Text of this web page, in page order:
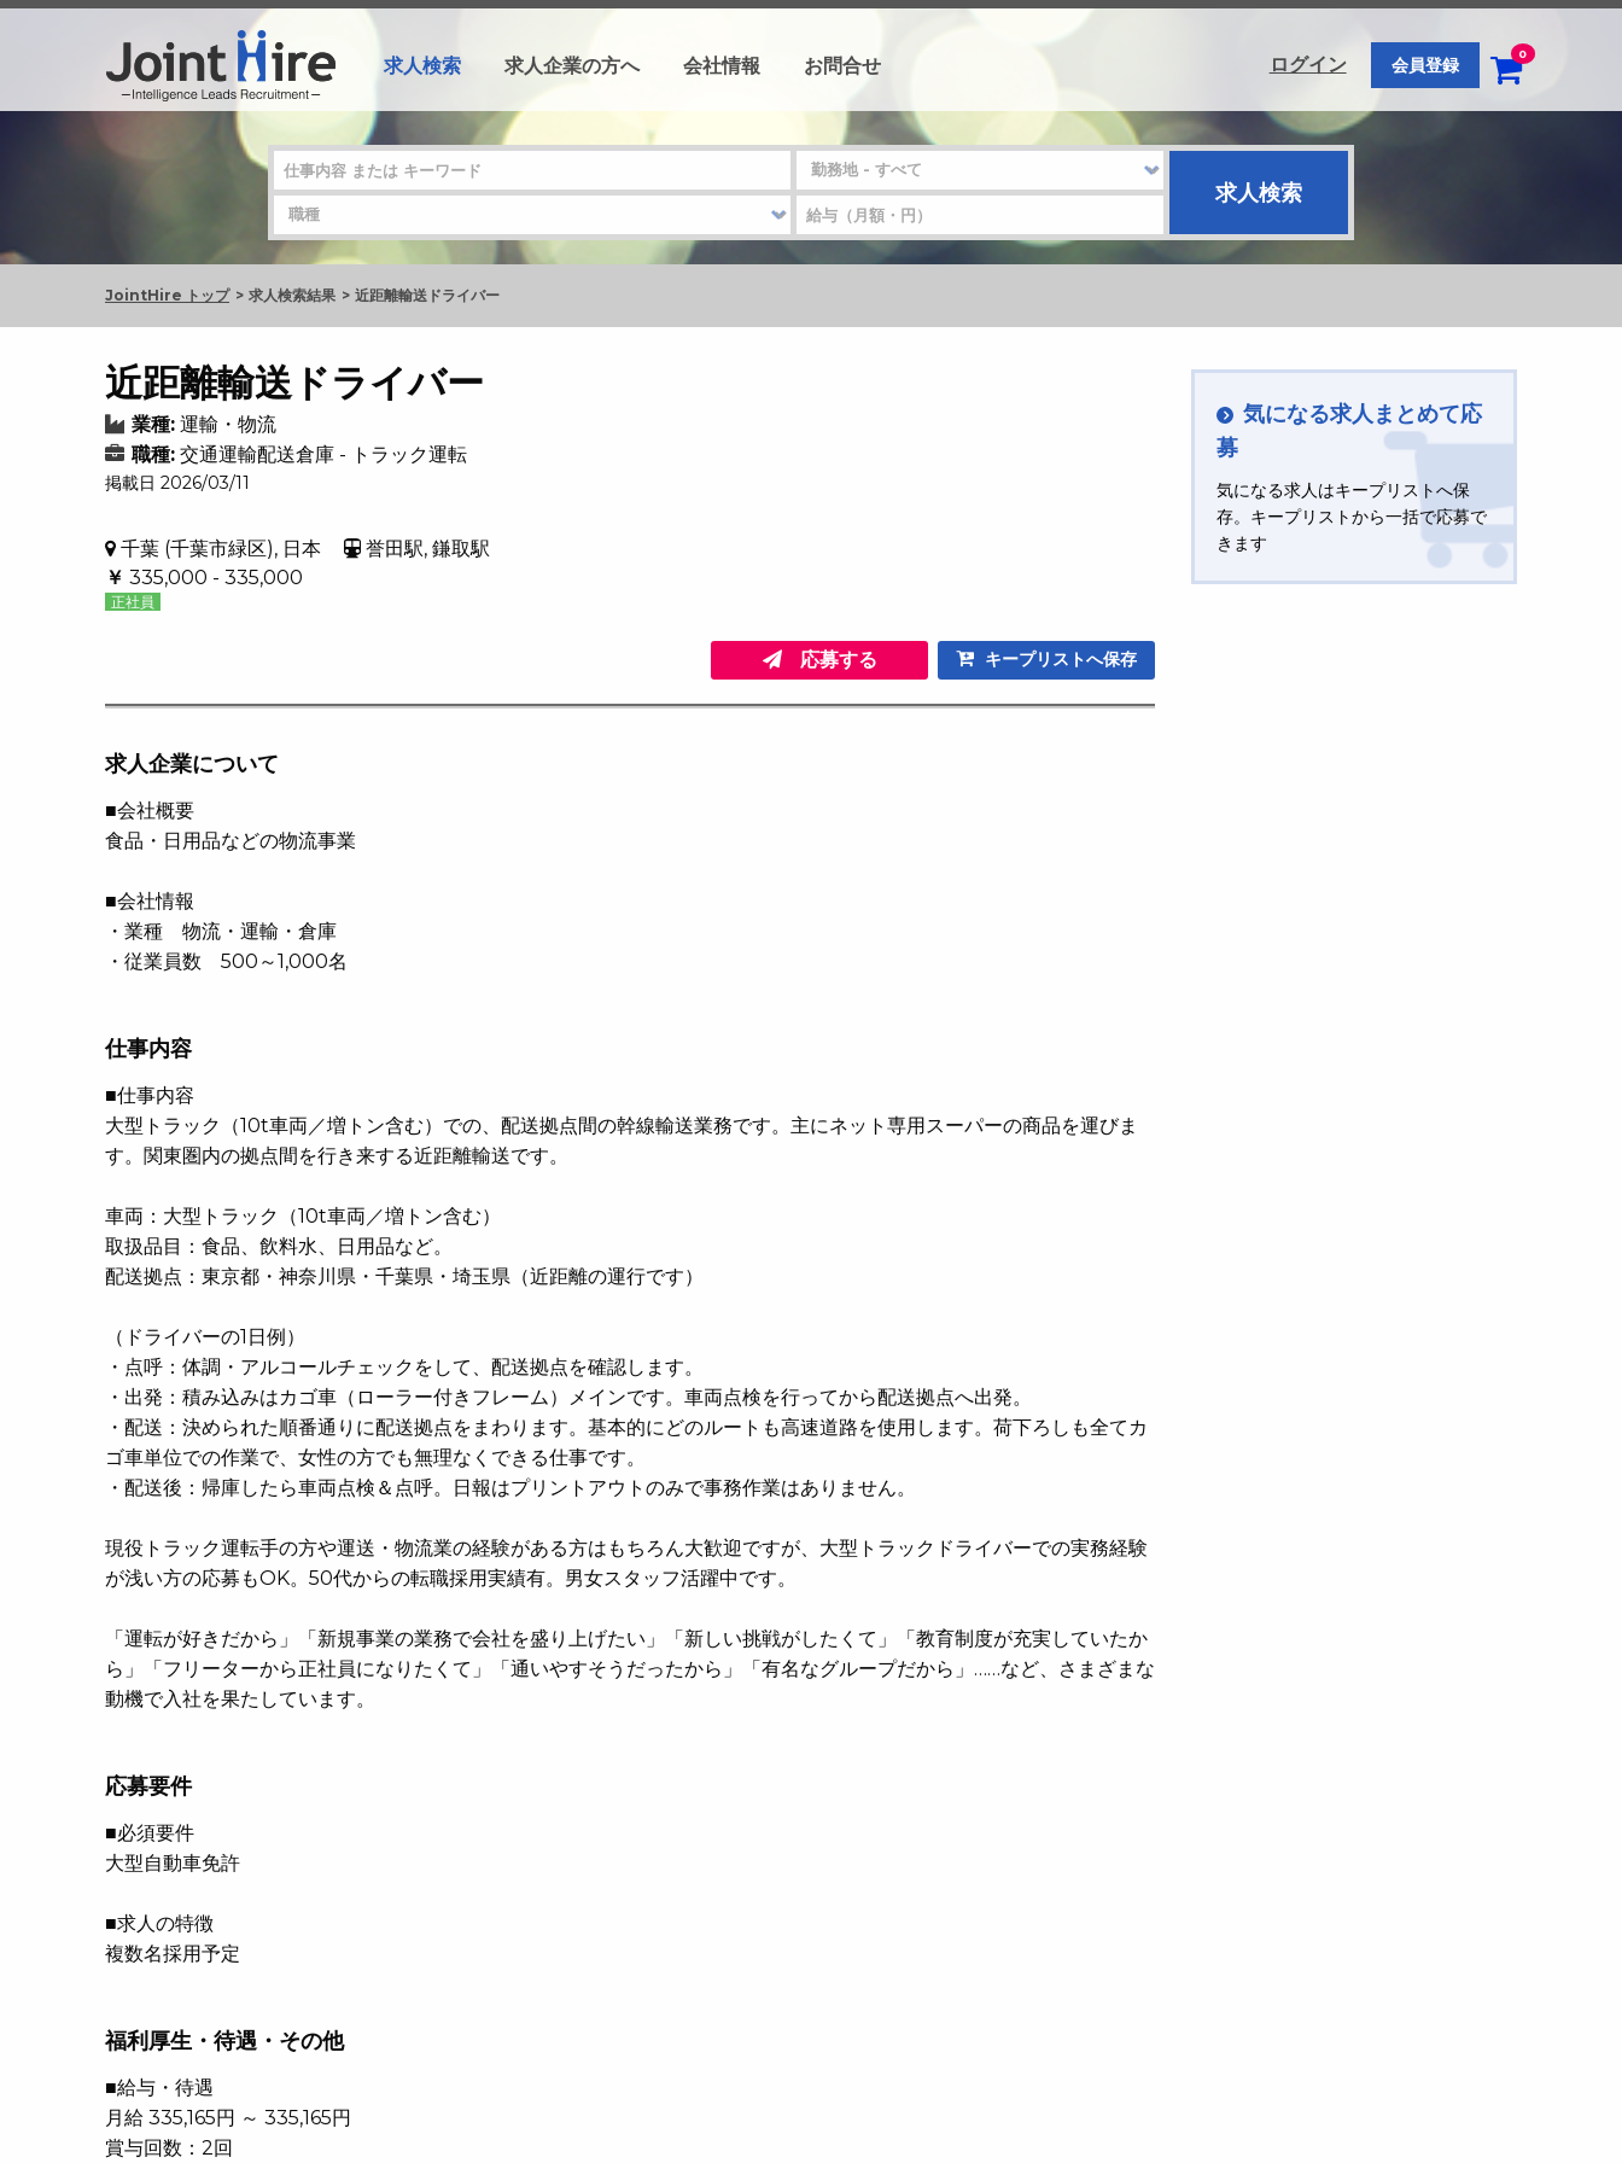
求人検索 求人企業の方へ 会社情報 お問合せ ログイン 会員登録
0
JointHire トップ 求人検索結果 近距離輸送ドライバー
近距離輸送ドライバー
業種: 運輸・物流
職種: 交通運輸配送倉庫 - トラック運転
掲載日 2026/03/11
千葉 (千葉市緑区), 日本
誉田駅, 鎌取駅
￥ 335,000 - 335,000
正社員
応募する キープリストへ保存
求人企業について
■会社概要
食品・日用品などの物流事業
■会社情報
・業種 物流・運輸・倉庫
・従業員数 500～1,000名
仕事内容
■仕事内容
大型トラック（10t車両／増トン含む）での、配送拠点間の幹線輸送業務です。主にネット専用スーパーの商品を運びま
す。関東圏内の拠点間を行き来する近距離輸送です。
車両：大型トラック（10t車両／増トン含む）
取扱品目：食品、飲料水、日用品など。
配送拠点：東京都・神奈川県・千葉県・埼玉県（近距離の運行です）
（ドライバーの1日例）
・点呼：体調・アルコールチェックをして、配送拠点を確認します。
・出発：積み込みはカゴ車（ローラー付きフレーム）メインです。車両点検を行ってから配送拠点へ出発。
・配送：決められた順番通りに配送拠点をまわります。基本的にどのルートも高速道路を使用します。荷下ろしも全てカ
ゴ車単位での作業で、女性の方でも無理なくできる仕事です。
・配送後：帰庫したら車両点検＆点呼。日報はプリントアウトのみで事務作業はありません。
現役トラック運転手の方や運送・物流業の経験がある方はもちろん大歓迎ですが、大型トラックドライバーでの実務経験
が浅い方の応募もOK。50代からの転職採用実績有。男女スタッフ活躍中です。
「運転が好きだから」「新規事業の業務で会社を盛り上げたい」「新しい挑戦がしたくて」「教育制度が充実していたか
ら」「フリーターから正社員になりたくて」「通いやすそうだったから」「有名なグループだから」……など、さまざまな
動機で入社を果たしています。
応募要件
■必須要件
大型自動車免許
■求人の特徴
複数名採用予定
福利厚生・待遇・その他
■給与・待遇
月給 335,165円 ～ 335,165円
賞与回数：2回
気になる求人まとめて応
募
気になる求人はキープリストへ保
存。キープリストから一括で応募で
きます